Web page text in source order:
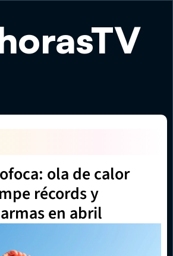
llevará la colección Otoño de Dior
ola de calor
récords y
en abril